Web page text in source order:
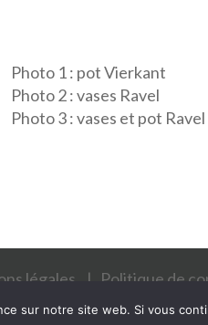
Photo 1 : pot Vierkant
Photo 2 : vases Ravel
Photo 3 : vases et pot Ravel
légales Politique de
droits réservés - SIRET
sur notre site web. Si vous